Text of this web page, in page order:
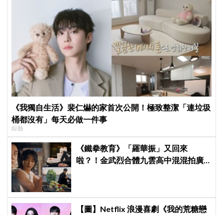
《我獨自生活》裴仁爀的家首次公開！極致整潔「連垃圾
桶都沒有」每天必做一件事
綜藝
《鐵拳教育》「羅華振」又回來
啦？！金武烈合體九雲高中混混拍廣
【圖】Netflix 浪漫喜劇《我的荒糖戀